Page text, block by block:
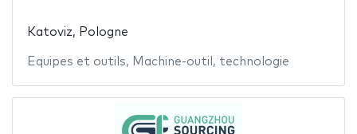
Katoviz, Pologne
Equipes et outils, Machine-outil , technologie